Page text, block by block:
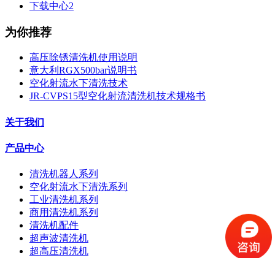
下载中心2
为你推荐
高压除锈清洗机使用说明
意大利RGX500bar说明书
空化射流水下清洗技术
JR-CVPS15型空化射流清洗机技术规格书
关于我们
产品中心
清洗机器人系列
空化射流水下清洗系列
工业清洗机系列
商用清洗机系列
清洗机配件
超声波清洗机
超高压清洗机